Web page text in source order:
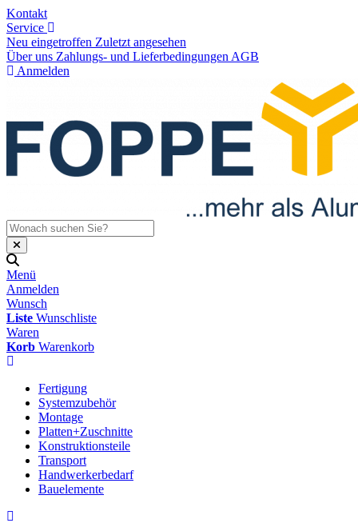
Kontakt
Service
Neu eingetroffen Zuletzt angesehen
Über uns Zahlungs- und Lieferbedingungen AGB
Anmelden
Menü
Anmelden
Wunsch
Liste Wunschliste
Waren
Korb Warenkorb
Fertigung
Systemzubehör
Montage
Platten+Zuschnitte
Konstruktionsteile
Transport
Handwerkerbedarf
Bauelemente